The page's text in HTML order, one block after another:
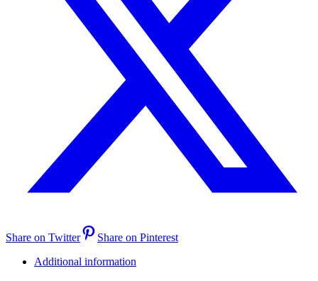
Share on Twitter
Share on Pinterest
Additional information